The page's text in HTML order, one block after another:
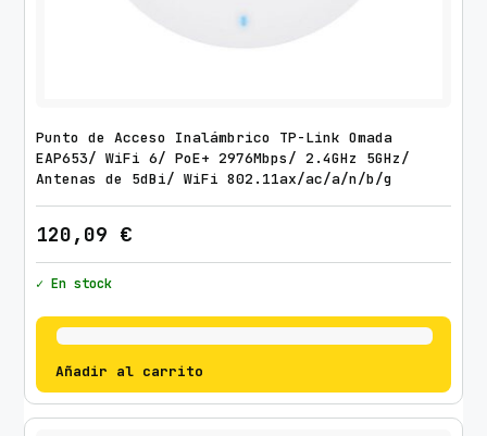
Punto de Acceso Inalámbrico TP-Link Omada
EAP653/ WiFi 6/ PoE+ 2976Mbps/ 2.4GHz 5GHz/
Antenas de 5dBi/ WiFi 802.11ax/ac/a/n/b/g
120,09 €
✓ En stock
Añadir al carrito